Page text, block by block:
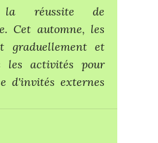
la réussite de
Cet automne, les
graduellement et
les activités pour
d'invités externes